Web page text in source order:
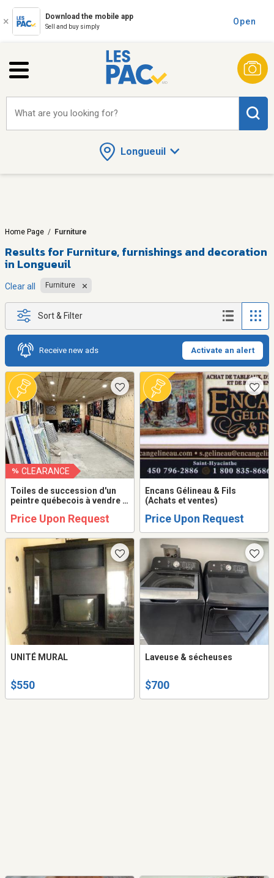
Download the mobile app
Sell and buy simply
Open
Longueuil
What are you looking for?
Home Page / Furniture
Results for Furniture, furnishings and decoration
in Longueuil
Clear all Furniture
Sort & Filter
Receive new ads Activate an alert
CLEARANCE
Toiles de succession d'un
peintre québecois à vendre à
Price Upon Request
Encans Gélineau & Fils
(Achats et ventes)
Price Upon Request
UNITÉ MURAL
$550
Laveuse & sécheuses
$700